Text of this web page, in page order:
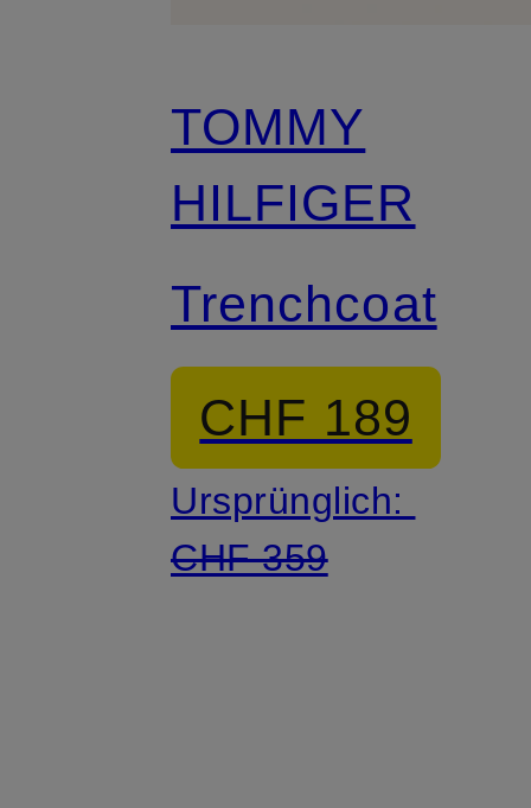
TOMMY
HILFIGER
Trenchcoat
CHF 189
Ursprünglich:
CHF 359